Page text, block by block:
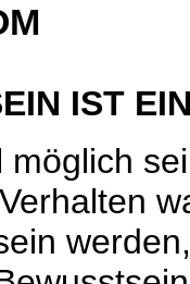
IST
möglich